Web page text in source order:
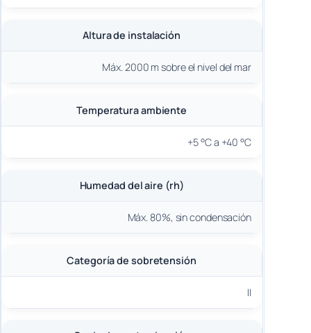
Altura de instalación
Máx. 2000 m sobre el nivel del mar
Temperatura ambiente
+5 °C a +40 °C
Humedad del aire (rh)
Máx. 80%, sin condensación
Categoría de sobretensión
II